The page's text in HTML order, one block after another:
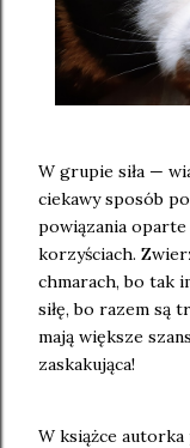
W grupie siła —
ciekawy sposób
powiązania oparte
korzyściach.
chmarach, bo tak
siłę, bo razem są
mają większe
zaskakująca!
W książce